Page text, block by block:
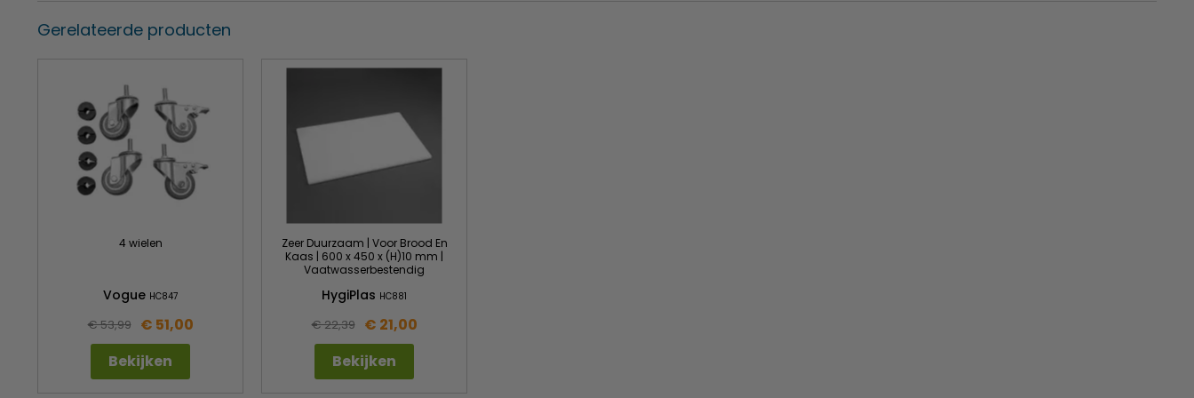
Gerelateerde producten
4 wielen
Vogue HC847
€ 53,99
€ 51,00
Bekijken
Zeer Duurzaam | Voor Brood En
Kaas | 600 x 450 x (H)10 mm |
Vaatwasserbestendig
HygiPlas HC881
€ 22,39
€ 21,00
Bekijken